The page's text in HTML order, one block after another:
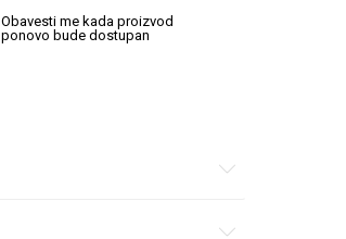
Obavesti me kada proizvod
ponovo bude dostupan